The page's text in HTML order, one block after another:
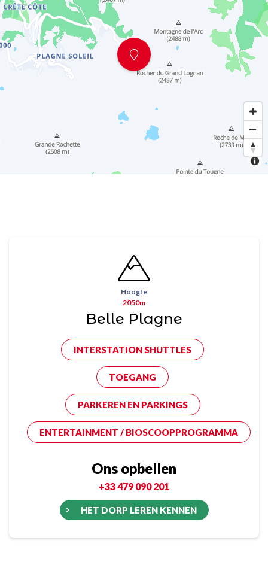
Hoogte
2050m
Belle Plagne
INTERSTATION SHUTTLES
TOEGANG
PARKEREN EN PARKINGS
ENTERTAINMENT / BIOSCOOPPROGRAMMA
Ons opbellen
+33 479 090 201
HET DORP LEREN KENNEN